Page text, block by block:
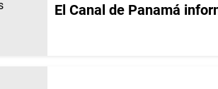
El Canal de Panamá